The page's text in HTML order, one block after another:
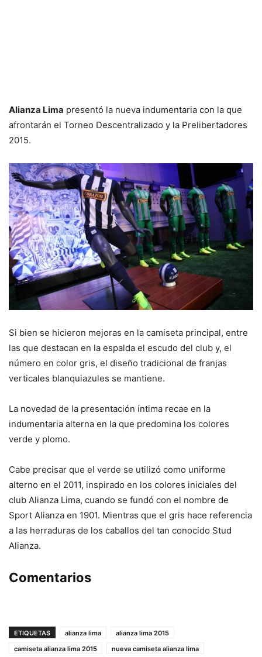
Alianza Lima presentó la nueva indumentaria con la que
afrontarán el Torneo Descentralizado y la Prelibertadores
2015.
Si bien se hicieron mejoras en la camiseta principal, entre
las que destacan en la espalda el escudo del club y, el
número en color gris, el diseño tradicional de franjas
verticales blanquiazules se mantiene.
La novedad de la presentación íntima recae en la
indumentaria alterna en la que predomina los colores
verde y plomo.
Cabe precisar que el verde se utilizó como uniforme
alterno en el 2011, inspirado en los colores iniciales del
club Alianza Lima, cuando se fundó con el nombre de
Sport Alianza en 1901. Mientras que el gris hace referencia
a las herraduras de los caballos del tan conocido Stud
Alianza.
Comentarios
ETIQUETAS alianza lima
alianza lima 2015
camiseta alianza lima 2015
nueva camiseta alianza lima